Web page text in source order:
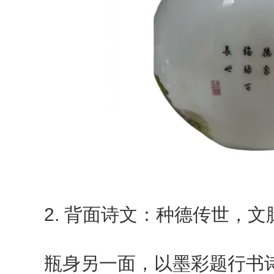
2. 背面诗文：种德传世，文
瓶身另一面，以墨彩题行书